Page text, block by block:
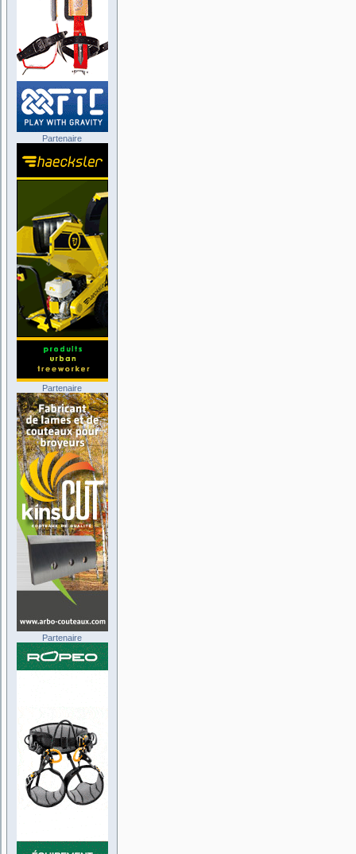
Partenaire
Partenaire
Partenaire